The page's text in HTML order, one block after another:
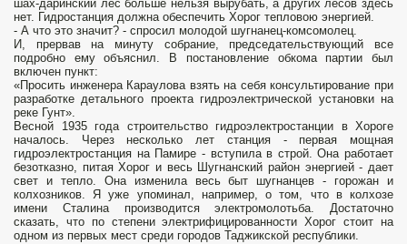
шах-даринский лес больше нельзя вырубать, а других лесов здесь
нет. Гидростанция должна обеспечить Хорог тепловою энергией.
- А что это значит? - спросил молодой шугнанец-комсомолец.
И, прервав на минуту собрание, председательствующий все
подробно ему объяснил. В постановление обкома партии был
включен пункт:
«Просить инженера Караулова взять на себя консультирование при
разработке детального проекта гидроэлектрической установки на
реке Гунт».
Весной 1935 года строительство гидроэлектростанции в Хороге
началось. Через несколько лет станция - первая мощная
гидроэлектростанция на Памире - вступила в строй. Она работает
безотказно, питая Хорог и весь Шугнанский район энергией - дает
свет и тепло. Она изменила весь быт шугнанцев - горожан и
колхозников. Я уже упоминал, например, о том, что в колхозе
имени Сталина производится электромолотьба. Достаточно
сказать, что по степени электрифицированности Хорог стоит на
одном из первых мест среди городов Таджикской республики.